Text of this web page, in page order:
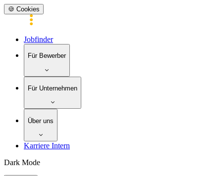
🍪 Cookies
Jobfinder
Für Bewerber
Für Unternehmen
Über uns
Karriere Intern
Dark Mode